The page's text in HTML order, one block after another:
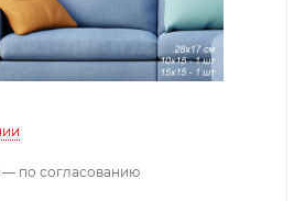
— по согласованию